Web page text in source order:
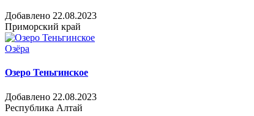
Добавлено 22.08.2023
Приморский край
Озёра
Озеро Теньгинское
Добавлено 22.08.2023
Республика Алтай